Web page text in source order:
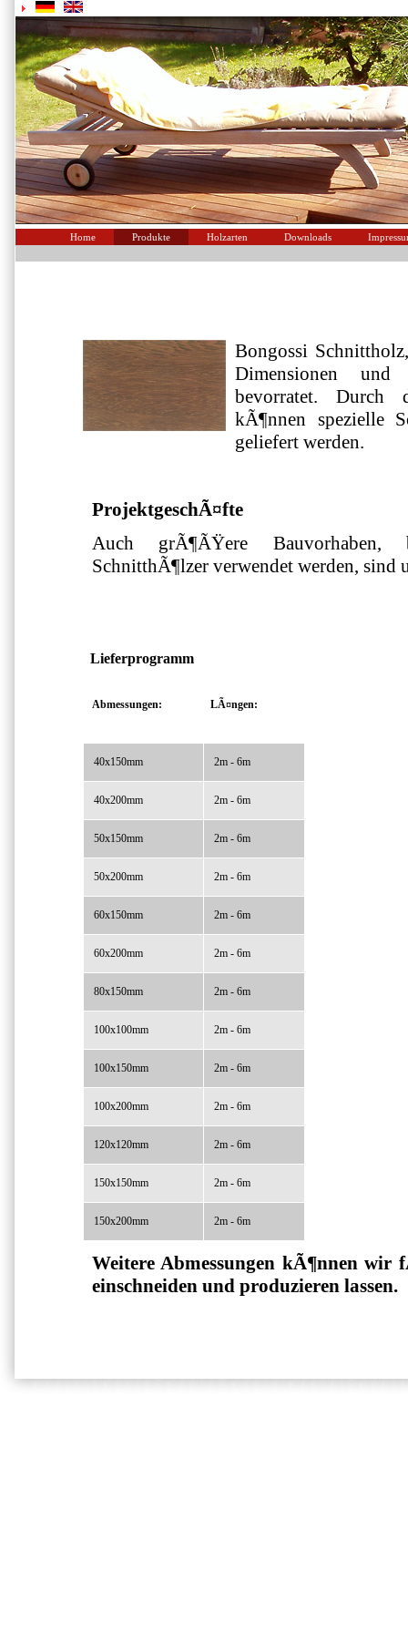
Home Produkte Holzarten Downloads
Bongossi
Dimensionen
bevorratet. Durch
kÃ¶nnen spezielle
geliefert werden.
ProjektgeschÃ¤fte
Auch grÃ¶ÃŸere Bauvorhaben,
SchnitthÃ¶lzer verwendet werden, sind
Lieferprogramm
Abmessungen: LÃ¤ngen:
40x150mm 2m - 6m
40x200mm 2m - 6m
50x150mm 2m - 6m
50x200mm 2m - 6m
60x150mm 2m - 6m
60x200mm 2m - 6m
80x150mm 2m - 6m
100x100mm 2m - 6m
100x150mm 2m - 6m
100x200mm 2m - 6m
120x120mm 2m - 6m
150x150mm 2m - 6m
150x200mm 2m - 6m
Weitere Abmessungen kÃ¶nnen wir
einschneiden und produzieren lassen.